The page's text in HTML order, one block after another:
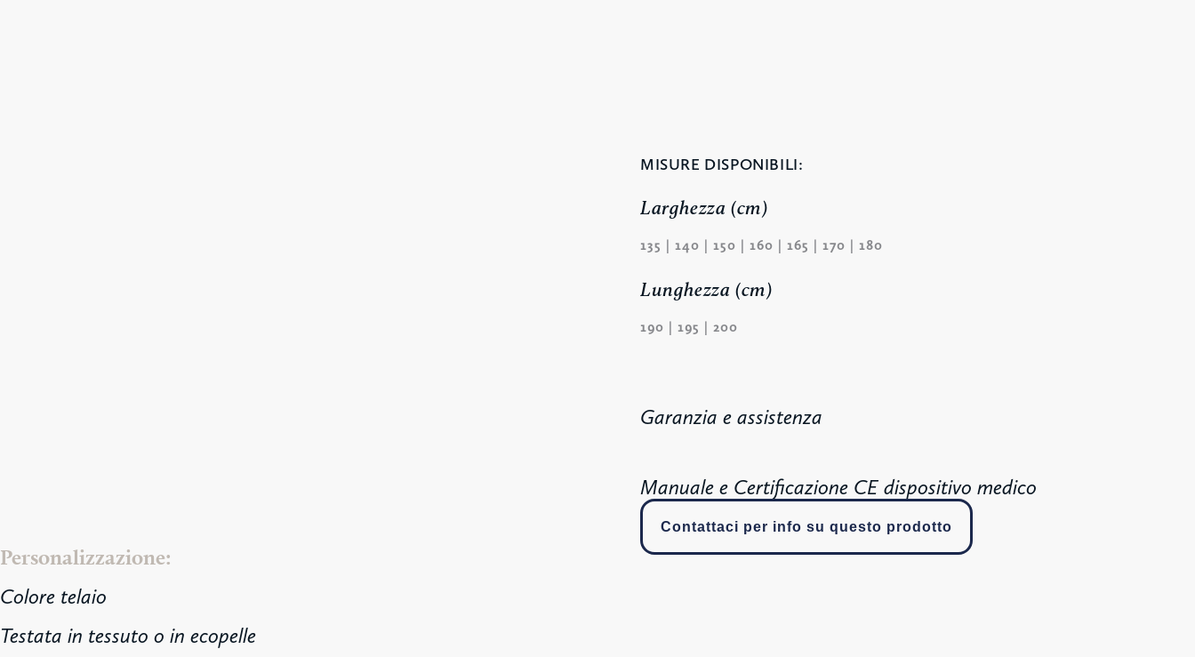
MISURE DISPONIBILI:
Larghezza (cm)
135 | 140 | 150 | 160 | 165 | 170 | 180
Lunghezza (cm)
190 | 195 | 200
Garanzia e assistenza
Manuale e Certificazione CE dispositivo medico
Contattaci per info su questo prodotto
Personalizzazione:
Colore telaio
Testata in tessuto o in ecopelle